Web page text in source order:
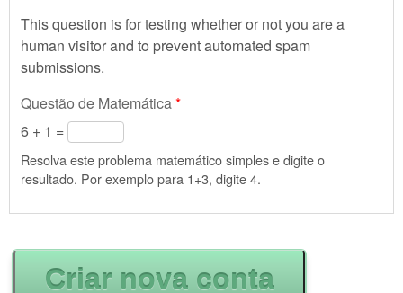
This question is for testing whether or not you are a
human visitor and to prevent automated spam
submissions.
Questão de Matemática*
6 + 1 =
Resolva este problema matemático simples e digite o
resultado. Por exemplo para 1+3, digite 4.